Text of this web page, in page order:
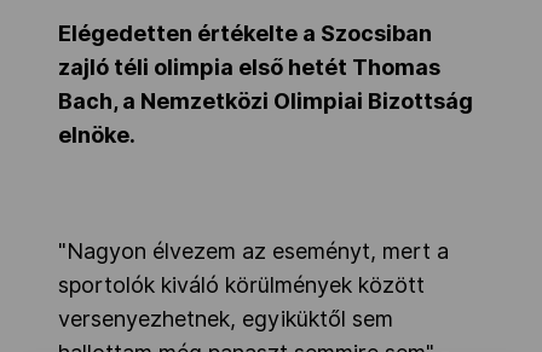
NOB
Társszervezetek
Adatbank
Elégedetten értékelte a Szocsiban
zajló téli olimpia első hetét Thomas
Bach, a Nemzetközi Olimpiai Bizottság
elnöke.
"Nagyon élvezem az eseményt, mert a
sportolók kiváló körülmények között
versenyezhetnek, egyiküktől sem